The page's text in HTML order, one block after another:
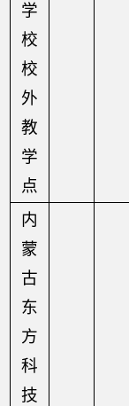
学
校
校
外
教
学
点
内
蒙
古
东
方
科
技